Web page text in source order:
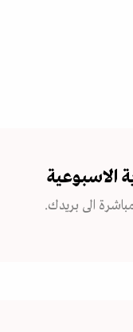
الاسبوعية
الى بريدك.